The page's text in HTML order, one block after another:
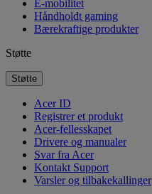
E-mobilitet
Håndholdt gaming
Bærekraftige produkter
Støtte
Støtte
Acer ID
Registrer et produkt
Acer-fellesskapet
Drivere og manualer
Svar fra Acer
Kontakt Support
Varsler og tilbakekallinger